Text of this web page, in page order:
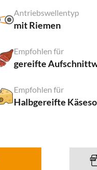
Antriebswellentyp
mit Riemen
Empfohlen für
gereifte
Empfohlen für
Halbgereifte